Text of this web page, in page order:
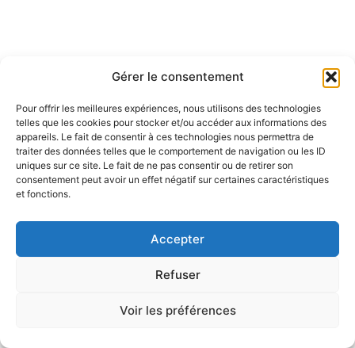
Gérer le consentement
Pour offrir les meilleures expériences, nous utilisons des technologies
telles que les cookies pour stocker et/ou accéder aux informations des
appareils. Le fait de consentir à ces technologies nous permettra de
traiter des données telles que le comportement de navigation ou les ID
uniques sur ce site. Le fait de ne pas consentir ou de retirer son
consentement peut avoir un effet négatif sur certaines caractéristiques
et fonctions.
Accepter
Refuser
Voir les préférences